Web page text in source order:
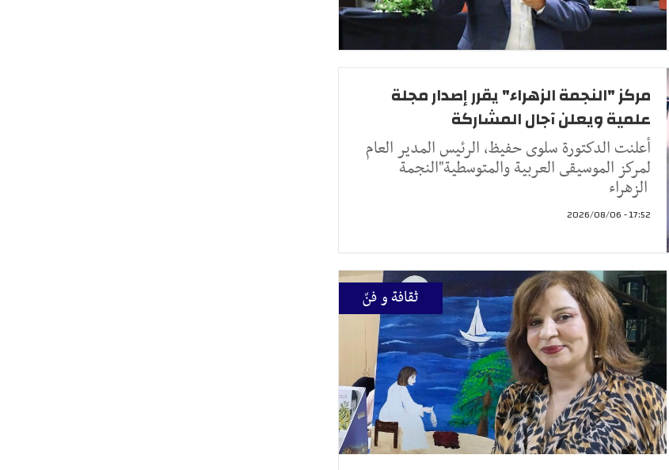
مركز "النجمة الزهراء" يقرر إصدار مجلة
علمية ويعلن آجال المشاركة
أعلنت الدكتورة سلوى حفيظ، الرئيس المدير العام
لمركز الموسيقى العربية والمتوسطية"النجمة
الزهراء
17:52 - 2026/08/06
ثقافة و فنّ